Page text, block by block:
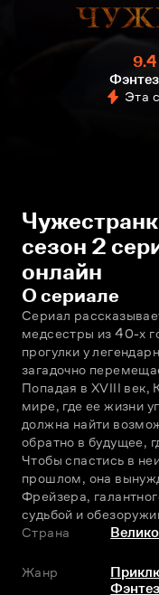
9.4
Эта
сезон 2
онлайн
О сериале
Сериал
медсестры из 40-х
прогулки у
загадочно
Попадая в XVIII век,
мире, где ее жизни
должна найти
обратно в будущее,
Чтобы спастись в
прошлом, она
Фрейзера,
судьбой и
Страна
Жанр